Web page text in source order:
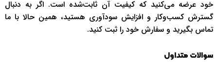
خود عرضه می‌کنید که کیفیت آن ثابت‌شده است. اگر به دنبال
گسترش کسب‌و‌کار و افزایش سودآوری هستید، همین حالا با ما
تماس بگیرید و سفارش خود را ثبت کنید.
سوالات متداول